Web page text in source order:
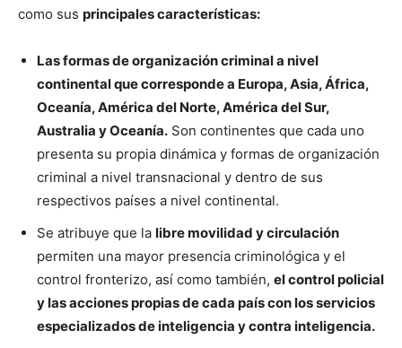
como sus principales características:
Las formas de organización criminal a nivel
continental que corresponde a Europa, Asia, África,
Oceanía, América del Norte, América del Sur,
Australia y Oceanía. Son continentes que cada uno
presenta su propia dinámica y formas de organización
criminal a nivel transnacional y dentro de sus
respectivos países a nivel continental.
Se atribuye que la libre movilidad y circulación
permiten una mayor presencia criminológica y el
control fronterizo, así como también, el control policial
y las acciones propias de cada país con los servicios
especializados de inteligencia y contra inteligencia.